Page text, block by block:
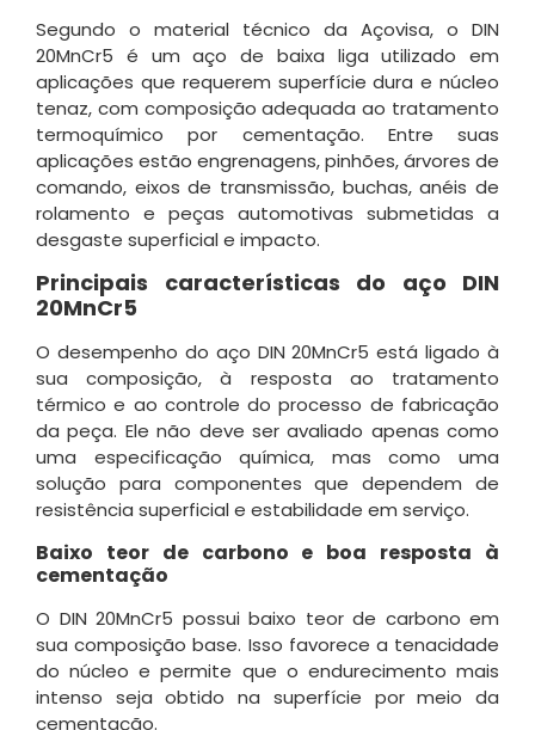
Segundo o material técnico da Açovisa, o DIN
20MnCr5 é um aço de baixa liga utilizado em
aplicações que requerem superfície dura e núcleo
tenaz, com composição adequada ao tratamento
termoquímico por cementação. Entre suas
aplicações estão engrenagens, pinhões, árvores de
comando, eixos de transmissão, buchas, anéis de
rolamento e peças automotivas submetidas a
desgaste superficial e impacto.
Principais características do aço DIN
20MnCr5
O desempenho do aço DIN 20MnCr5 está ligado à
sua composição, à resposta ao tratamento
térmico e ao controle do processo de fabricação
da peça. Ele não deve ser avaliado apenas como
uma especificação química, mas como uma
solução para componentes que dependem de
resistência superficial e estabilidade em serviço.
Baixo teor de carbono e boa resposta à
cementação
O DIN 20MnCr5 possui baixo teor de carbono em
sua composição base. Isso favorece a tenacidade
do núcleo e permite que o endurecimento mais
intenso seja obtido na superfície por meio da
cementação.